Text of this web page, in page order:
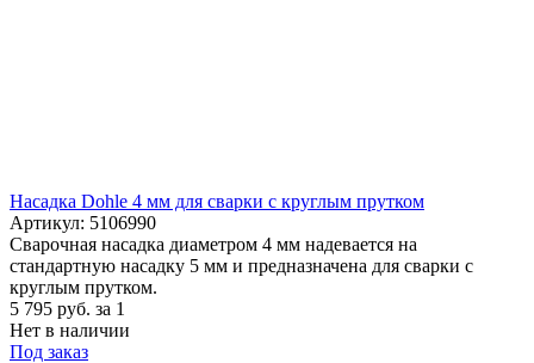
Насадка Dohle 4 мм для сварки с круглым прутком
Артикул: 5106990
Сварочная насадка диаметром 4 мм надевается на
стандартную насадку 5 мм и предназначена для сварки с
круглым прутком.
5 795 руб. за 1
Нет в наличии
Под заказ